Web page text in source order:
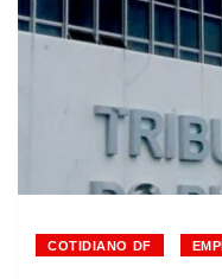
COTIDIANO DF